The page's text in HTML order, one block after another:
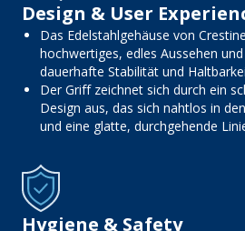
Design & User
Das Edelstahlgehäuse von
hochwertiges, edles Aussehen
dauerhafte Stabilität und
Der Griff zeichnet sich durch ein
Design aus, das sich nahtlos in
und eine glatte, durchgehende
Hygiene & Safety